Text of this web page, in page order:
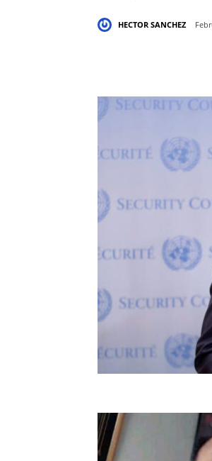
HECTOR SANCHEZ